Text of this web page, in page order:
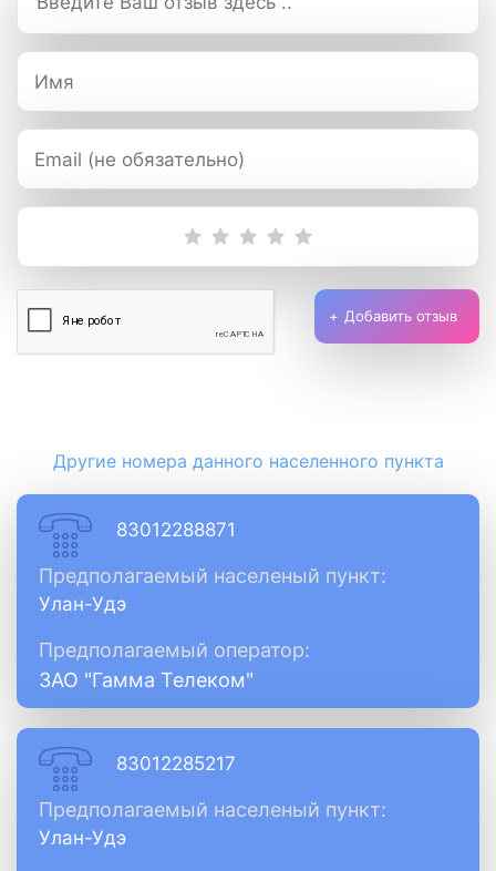
Добавить отзыв
Другие номера данного населенного пункта
83012288871
Предполагаемый населеный пункт:
Улан-Удэ
Предполагаемый оператор:
ЗАО "Гамма Телеком"
83012285217
Предполагаемый населеный пункт:
Улан-Удэ